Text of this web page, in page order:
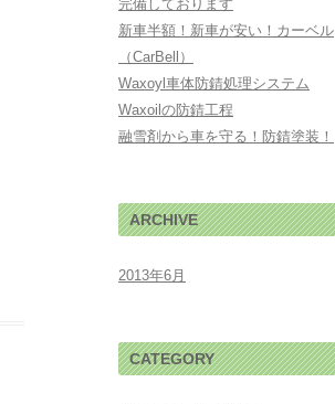
完備しております
新車半額！新車が安い！カーベル
（CarBell）
Waxoyl車体防錆処理システム
Waxoilの防錆工程
融雪剤から車を守る！防錆塗装！
ARCHIVE
2013年6月
CATEGORY